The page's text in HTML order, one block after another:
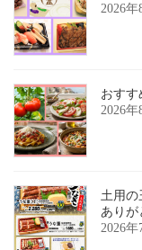
2026年
おすす
2026年
土用
ありが
2026年